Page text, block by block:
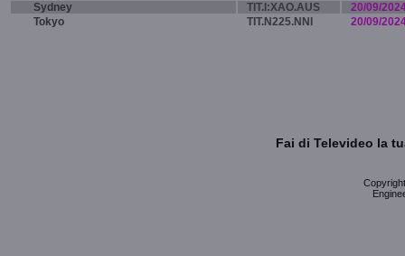
Sydney
TIT.I:XAO.AUS
20/09/
Tokyo
TIT.N225.NNI 20/09/
Fai di Televideo la